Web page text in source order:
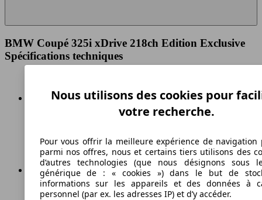
BMW Coupé 325i xDrive 218ch Edition Exclusive
Spécifications techniques
Vitesse maximale
Essence
Nous utilisons des cookies pour
votre recherche.
Pour vous offrir la meilleure expérience de navigation
parmi nos offres, nous et certains tiers utilisons des
d’autres technologies (que nous désignons sous
générique de : « cookies ») dans le but de
informations sur les appareils et des données à
personnel (par ex. les adresses IP) et d’y accéder.